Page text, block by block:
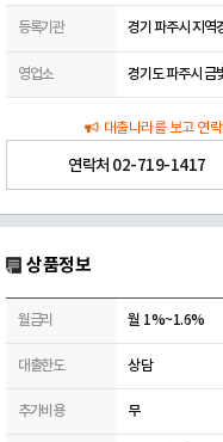
등록기관 경기 파주시 지
영업소 경기도 파주시 금
대출나라를 보고 연
연락처 02-719-1417
상품정보
월금리 월 1%~1.6%
대출한도 상담
추가비용 무